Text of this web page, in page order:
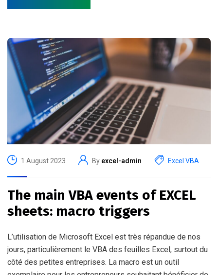
1 August 2023 By excel-admin Excel VBA
The main VBA events of EXCEL
sheets: macro triggers
L’utilisation de Microsoft Excel est très répandue de nos
jours, particulièrement le VBA des feuilles Excel, surtout du
côté des petites entreprises. La macro est un outil